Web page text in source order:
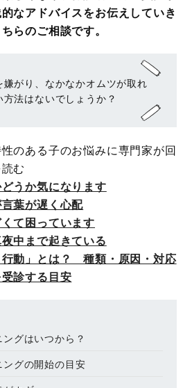
なアドバイスをお伝えしていき
らのご相談です。
嫌がり、なかなかオムツが取れ
法はないでしょうか？
性のある子のお悩みに専門家が回
む
うか気になります
葉が遅く心配
て困っています
中まで起きている
動」とは？ 種類・原因・対応
診する目安
ングはいつから？
ングの開始の目安